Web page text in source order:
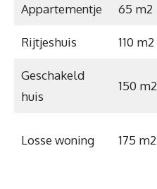
Appartementje 65 m2
Rijtjeshuis 110 m2
Geschakeld
huis
150 m2
Losse woning 175 m2